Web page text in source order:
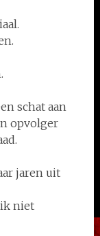
schat aan
opvolger
jaren uit
ik niet